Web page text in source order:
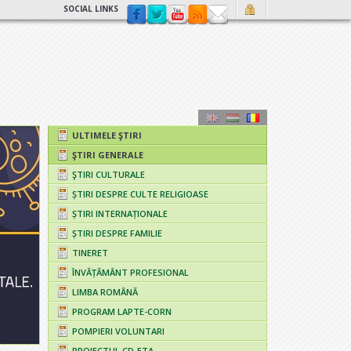
SOCIAL LINKS
ULTIMELE ŞTIRI
ŞTIRI GENERALE
ŞTIRI CULTURALE
ȘTIRI DESPRE CULTE RELIGIOASE
ȘTIRI INTERNAȚIONALE
ȘTIRI DESPRE FAMILIE
TINERET
ÎNVĂȚĂMÂNT PROFESIONAL
LIMBA ROMÂNĂ
PROGRAM LAPTE-CORN
POMPIERI VOLUNTARI